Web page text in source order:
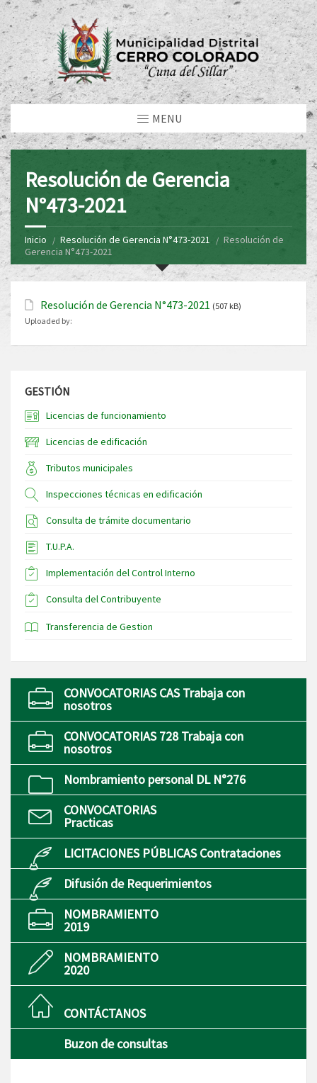
MENU
Resolución de Gerencia
N°473-2021
Inicio Resolución de Gerencia N°473-2021
Resolución de
Gerencia N°473-2021
Resolución de Gerencia N°473-2021 (507 kB)
Uploaded by:
GESTIÓN
Licencias de funcionamiento
Licencias de edificación
Tributos municipales
Inspecciones técnicas en edificación
Consulta de trámite documentario
T.U.P.A.
Implementación del Control Interno
Consulta del Contribuyente
Transferencia de Gestion
CONVOCATORIAS CAS Trabaja con
nosotros
CONVOCATORIAS 728 Trabaja con
nosotros
Nombramiento personal DL N°276
CONVOCATORIAS
Practicas
LICITACIONES PÚBLICAS Contrataciones
Difusión de Requerimientos
NOMBRAMIENTO
2019
NOMBRAMIENTO
2020
CONTÁCTANOS
Buzon de consultas